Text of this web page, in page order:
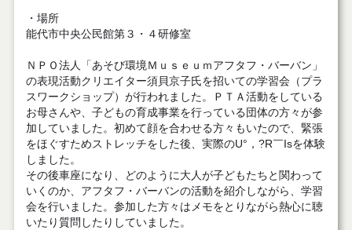
・場所
能代市中央公民館第３・４研修室
ＮＰＯ法人「あそび環境Ｍｕｓｅｕｍアフタフ・バーバン」
の表現活動クリエイター須貝京子氏を招いての学習会（プラ
スワークショップ）が行われました。ＰＴＡ活動をしている
お母さんや、子どもの育成事業を行っている団体の方々が参
加していました。初めて顔を合わせる方々もいたので、緊張
をほぐすためストレッチをした後、実際のU°，?R￣Isを体験
しました。
その後車座になり、どのように大人が子どもたちと関わって
いくのか、アフタフ・バーバンの活動を紹介しながら、学習
会を行いました。参加した方々はメモをとりながら熱心に聴
いたり質問したりしていました。